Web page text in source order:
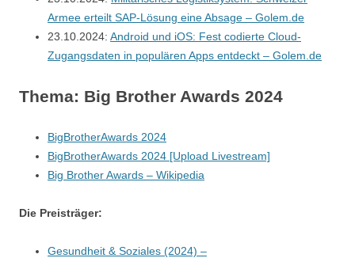
Armee erteilt SAP-Lösung eine Absage – Golem.de
23.10.2024: Android und iOS: Fest codierte Cloud-
Zugangsdaten in populären Apps entdeckt – Golem.de
Thema: Big Brother Awards 2024
BigBrotherAwards 2024
BigBrotherAwards 2024 [Upload Livestream]
Big Brother Awards – Wikipedia
Die Preisträger:
Gesundheit & Soziales (2024) –